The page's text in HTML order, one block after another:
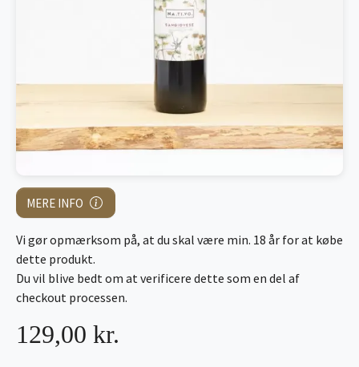
MERE INFO
129,00 kr.
Vi gør opmærksom på, at du skal være min. 18 år for at købe
dette produkt.
Du vil blive bedt om at verificere dette som en del af
checkout processen.